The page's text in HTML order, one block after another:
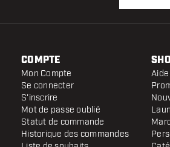
COMPTE
Mon Compte
Se connecter
S'inscrire
Mot de passe oublié
Statut de commande
Historique des commandes